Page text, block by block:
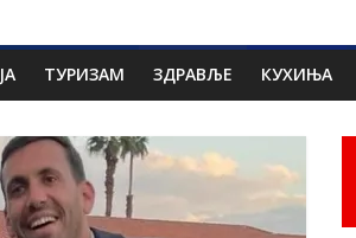
ТУРИЗАМ ЗДРАВЉЕ КУХИЊА